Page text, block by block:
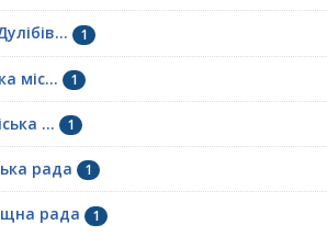
1
міс... 1
... 1
рада 1
рада 1